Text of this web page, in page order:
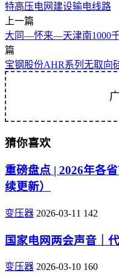
特高压电网建设输电线路
上一篇
大同—怀来—天津南1000
篇
宝钢股份AHR系列无取向
猜你喜欢
重磅盘点 | 2026年各
续更新）
变压器 2026-03-11 142
国家电网两会声音｜
变压器 2026-03-10 160